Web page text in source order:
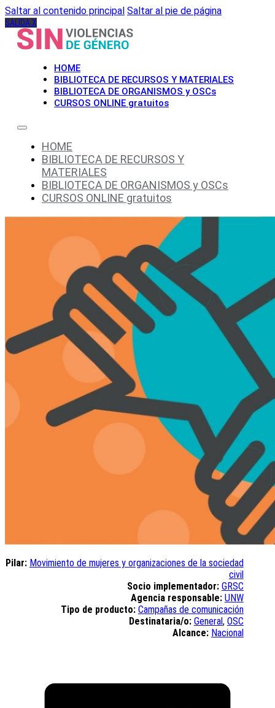
Saltar al contenido principal Saltar al pie de página
SALIDA X
HOME
BIBLIOTECA DE RECURSOS Y MATERIALES
BIBLIOTECA DE ORGANISMOS y OSCs
CURSOS ONLINE gratuitos
HOME
BIBLIOTECA DE RECURSOS Y
MATERIALES
BIBLIOTECA DE ORGANISMOS y OSCs
CURSOS ONLINE gratuitos
Pilar: Movimiento de mujeres y organizaciones de la sociedad
civil
Socio implementador: GRSC
Agencia responsable: UNW
Tipo de producto: Campañas de comunicación
Destinataria/o: General, OSC
Alcance: Nacional